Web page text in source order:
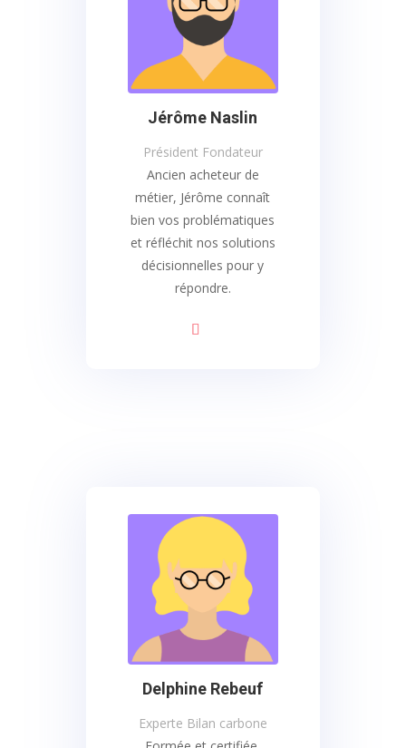
Jérôme Naslin
Président Fondateur
Ancien acheteur de
métier, Jérôme connaît
bien vos problématiques
et réfléchit nos solutions
décisionnelles pour y
répondre.
Delphine Rebeuf
Experte Bilan carbone